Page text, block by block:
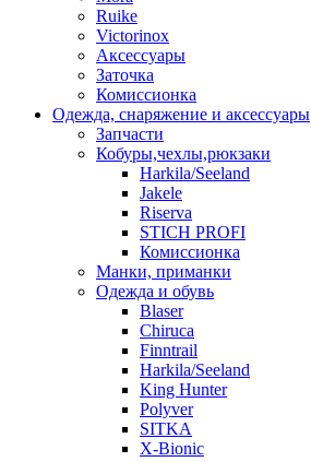
Ruike
Victorinox
Аксессуары
Заточка
Комиссионка
Одежда, снаряжение и аксессуары
Запчасти
Кобуры,чехлы,рюкзаки
Harkila/Seeland
Jakele
Riserva
STICH PROFI
Комиссионка
Манки, приманки
Одежда и обувь
Blaser
Chiruca
Finntrail
Harkila/Seeland
King Hunter
Polyver
SITKA
X-Bionic